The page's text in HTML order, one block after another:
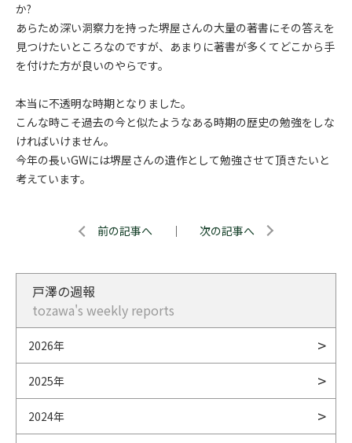
か?
あらため深い洞察力を持った堺屋さんの大量の著書にその答えを
見つけたいところなのですが、あまりに著書が多くてどこから手
を付けた方が良いのやらです。
本当に不透明な時期となりました。
こんな時こそ過去の今と似たようなある時期の歴史の勉強をしな
ければいけません。
今年の長いGWには堺屋さんの遺作として勉強させて頂きたいと
考えています。
前の記事へ ｜ 次の記事へ
戸澤の週報
tozawa's weekly reports
2026年
2025年
2024年